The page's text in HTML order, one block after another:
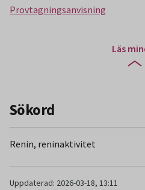
Provtagningsanvisning
Läs
Sökord
Renin, reninaktivitet
Uppdaterad: 2026-03-18, 13:11